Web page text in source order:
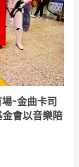
~金曲卡司
會以音樂陪